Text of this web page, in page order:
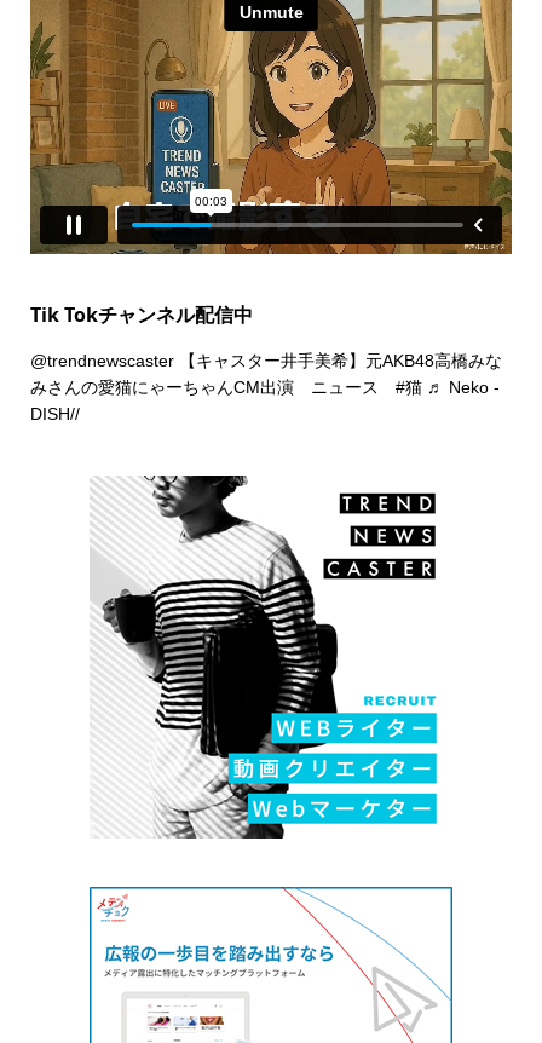
Tik Tokチャンネル配信中
@trendnewscaster【キャスター井手美希】元AKB48高橋みな
みさんの愛猫にゃーちゃんCM出演 ニュース #猫 ♬ Neko -
DISH//